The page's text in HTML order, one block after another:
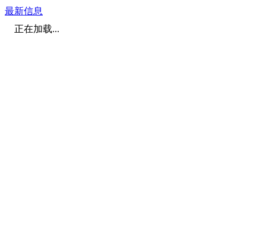
最新信息
正在加载...